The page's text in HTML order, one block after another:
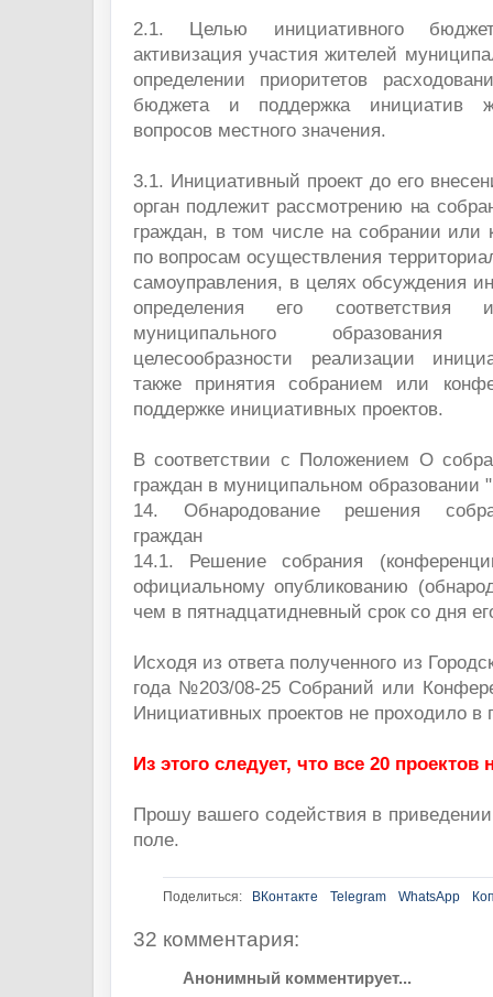
2.1. Целью инициативного
активизация участия жителей
определении приоритетов
бюджета и поддержка инициатив
вопросов местного значения.
3.1. Инициативный проект до его
орган подлежит рассмотрению на
граждан, в том числе на собрании или
по вопросам осуществления
самоуправления, в целях обсуждения
определения его соответствия
муниципального
целесообразности реализации
также принятия собранием или
поддержке инициативных проектов.
В соответствии с Положением О
граждан в муниципальном образовании
14. Обнародование решения
граждан
14.1. Решение собрания
официальному опубликованию
чем в пятнадцатидневный срок со дня
Исходя из ответа полученного из
года №203/08-25 Собраний или
Инициативных проектов не проходило в
Из этого следует, что все 20
Прошу вашего содействия в
поле.
Поделиться: ВКонтакте Telegram WhatsApp
32 комментария:
Анонимный комментирует...